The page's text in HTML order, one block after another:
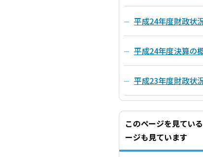
平成24年度財政状
平成24年度決算の
平成23年度財政状
このページを見てい
ージも見ています